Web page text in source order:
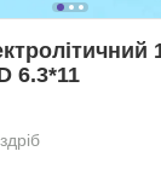
6.3*11